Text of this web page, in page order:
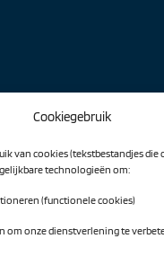
Cookiegebruik
van cookies (tekstbestandjes die
technologieën om:
(functionele cookies)
om onze dienstverlening te
& AI